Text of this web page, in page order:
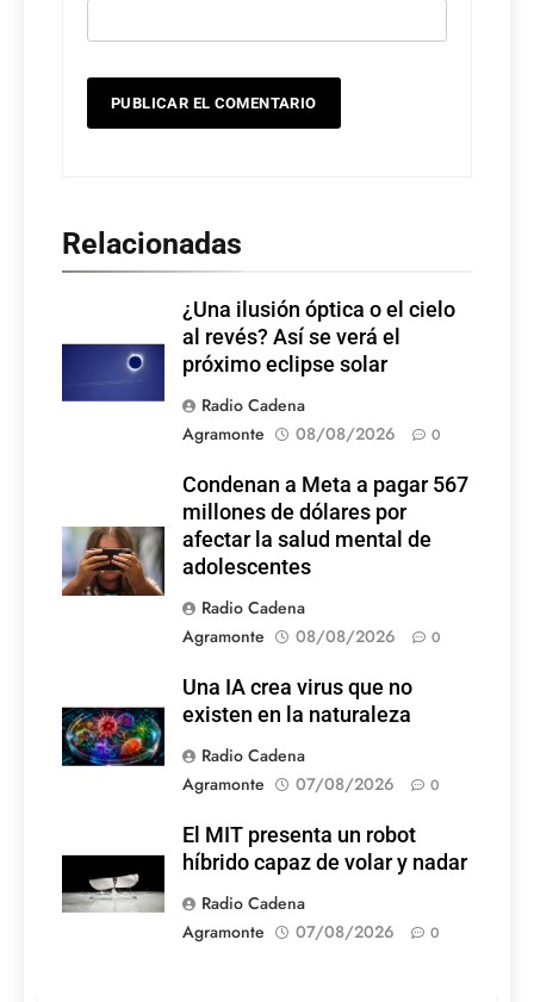
Relacionadas
¿Una ilusión óptica o el cielo
al revés? Así se verá el
próximo eclipse solar
Radio Cadena
Agramonte
08/08/2026 0
Condenan a Meta a pagar 567
millones de dólares por
afectar la salud mental de
adolescentes
Radio Cadena
Agramonte
08/08/2026 0
Una IA crea virus que no
existen en la naturaleza
Radio Cadena
Agramonte
07/08/2026 0
El MIT presenta un robot
híbrido capaz de volar y nadar
Radio Cadena
Agramonte
07/08/2026 0